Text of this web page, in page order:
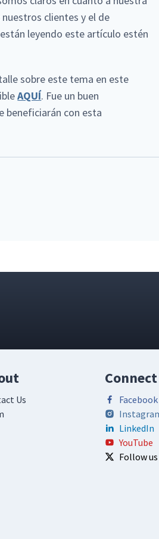
clientes y el de
leyendo este artículo estén
sobre este tema en este
AQUÍ. Fue un buen
beneficiarán con esta
Us
Connect
Facebook
LinkedIn
YouTube
Follow us